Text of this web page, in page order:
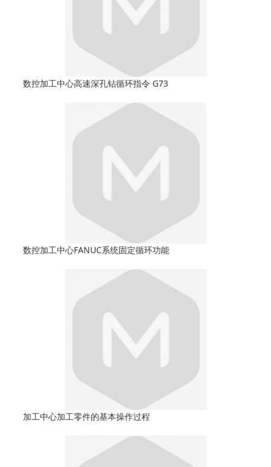
数控加工中心高速深孔钻循环指令 G73
数控加工中心FANUC系统固定循环功能
加工中心加工零件的基本操作过程